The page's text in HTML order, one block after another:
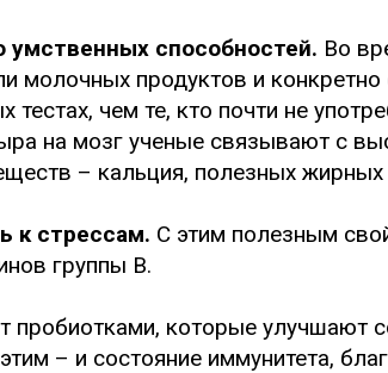
умственных способностей. Во
молочных продуктов и
тестах, чем те, кто почти не
на мозг ученые связывают с
– кальция, полезных
к стрессам. С этим полезным
группы В.
пробиотками, которые улучшают
– и состояние иммунитета,